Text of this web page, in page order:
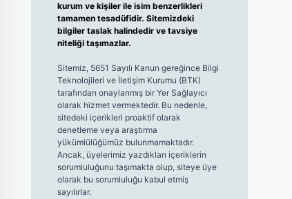
kurum ve kişiler ile isim benzerlikleri
tamamen tesadüfidir. Sitemizdeki
bilgiler taslak halindedir ve tavsiye
niteliği taşımazlar.
Sitemiz, 5651 Sayılı Kanun gereğince Bilgi
Teknolojileri ve İletişim Kurumu (BTK)
tarafından onaylanmış bir Yer Sağlayıcı
olarak hizmet vermektedir. Bu nedenle,
sitedeki içerikleri proaktif olarak
denetleme veya araştırma
yükümlülüğümüz bulunmamaktadır.
Ancak, üyelerimiz yazdıkları içeriklerin
sorumluluğunu taşımakta olup, siteye üye
olarak bu sorumluluğu kabul etmiş
sayılırlar.